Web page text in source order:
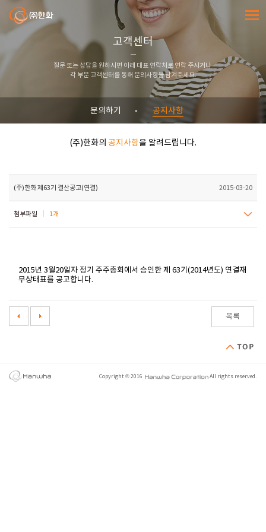
㈜한화 전체
고객센터
질문 또는 상담을 원하시면 아래 대표 연락처로 연락 주시거나
각 부문 고객센터를 통해 문의사항을 남겨주세요.
문의하기 공지사항
(주)한화의 공지사항을 알려드립니다.
(주)한화 제63기 결산공고(연결) 2015-03-20
첨부파일 1개
2015년 3월20일자 정기 주주총회에서 승인한 제 63기(2014년도) 연결재
무상태표를 공고합니다.
목록
Copyright © 2016 All rights reserved.